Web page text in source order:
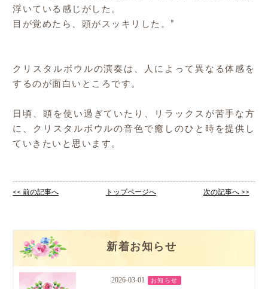
浮いている感じがした。
目が覚めたら、頭がスッキリした。”
クリスタルボウルの演奏は、人によって異なる体感を
するのが面白いところです。
日頃、頭を使い過ぎていたり、リラックスが苦手な方
に、クリスタルボウルの音色で癒しのひと時を提供し
ていきたいと思います。
<< 前の記事へ トップページへ 次の記事へ >>
新着お知らせ
2026-03-01 お知らせ